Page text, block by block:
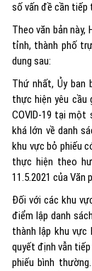
số vấn đề cần tiếp
Theo văn bản này,
tỉnh, thành phố
dung sau:
Thứ nhất, Ủy
thực hiện yêu cầu
COVID-19 tại một
khá lớn về danh
khu vực bỏ phiếu
thực hiện theo
11.5.2021 của Văn
Đối với các khu
điểm lập danh
thành lập khu vực
quyết định vẫn
phiếu bình